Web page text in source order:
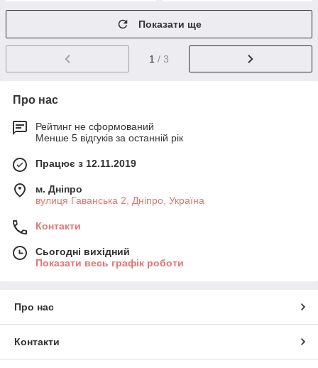
Показати ще
1 / 3
Про нас
Рейтинг не сформований
Менше 5 відгуків за останній рік
Працює з 12.11.2019
м. Дніпро
вулиця Гаванська 2, Дніпро, Україна
Контакти
Сьогодні вихідний
Показати весь графік роботи
Про нас
Контакти